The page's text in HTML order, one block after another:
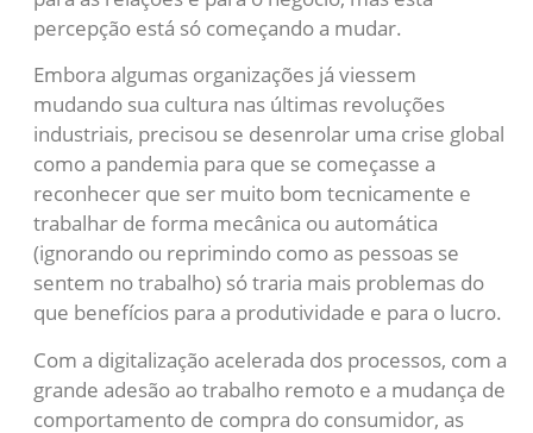
percepção está só começando a mudar.
Embora algumas organizações já viessem
mudando sua cultura nas últimas revoluções
industriais, precisou se desenrolar uma crise global
como a pandemia para que se começasse a
reconhecer que ser muito bom tecnicamente e
trabalhar de forma mecânica ou automática
(ignorando ou reprimindo como as pessoas se
sentem no trabalho) só traria mais problemas do
que benefícios para a produtividade e para o lucro.
Com a digitalização acelerada dos processos, com a
grande adesão ao trabalho remoto e a mudança de
comportamento de compra do consumidor, as